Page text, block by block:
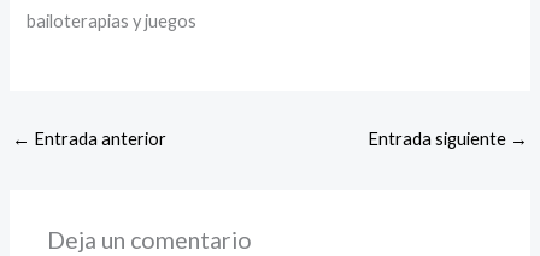
bailoterapias y juegos
← Entrada anterior Entrada siguiente →
Deja un comentario